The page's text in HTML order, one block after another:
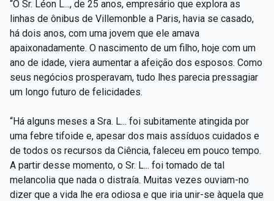
“O Sr. Léon L..., de 25 anos, empresário que explora as
linhas de ônibus de Villemonble a Paris, havia se casado,
há dois anos, com uma jovem que ele amava
apaixonadamente. O nascimento de um filho, hoje com um
ano de idade, viera aumentar a afeição dos esposos. Como
seus negócios prosperavam, tudo lhes parecia pressagiar
um longo futuro de felicidades.
“Há alguns meses a Sra. L... foi subitamente atingida por
uma febre tifoide e, apesar dos mais assíduos cuidados e
de todos os recursos da Ciência, faleceu em pouco tempo.
A partir desse momento, o Sr. L... foi tomado de tal
melancolia que nada o distraía. Muitas vezes ouviam-no
dizer que a vida lhe era odiosa e que iria unir-se àquela que